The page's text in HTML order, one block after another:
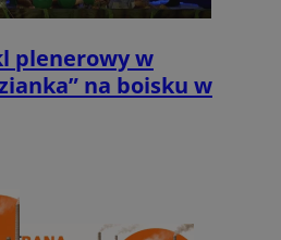
plenerowy w
na boisku w